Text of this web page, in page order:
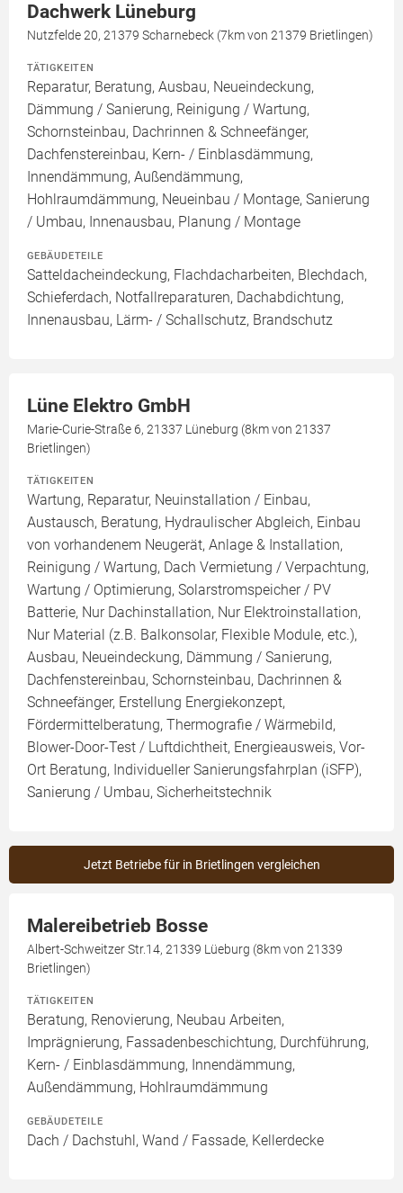
Dachwerk Lüneburg
Nutzfelde 20, 21379 Scharnebeck (7km von 21379 Brietlingen)
TÄTIGKEITEN
Reparatur, Beratung, Ausbau, Neueindeckung,
Dämmung / Sanierung, Reinigung / Wartung,
Schornsteinbau, Dachrinnen & Schneefänger,
Dachfenstereinbau, Kern- / Einblasdämmung,
Innendämmung, Außendämmung,
Hohlraumdämmung, Neueinbau / Montage, Sanierung
/ Umbau, Innenausbau, Planung / Montage
GEBÄUDETEILE
Satteldacheindeckung, Flachdacharbeiten, Blechdach,
Schieferdach, Notfallreparaturen, Dachabdichtung,
Innenausbau, Lärm- / Schallschutz, Brandschutz
Lüne Elektro GmbH
Marie-Curie-Straße 6, 21337 Lüneburg (8km von 21337
Brietlingen)
TÄTIGKEITEN
Wartung, Reparatur, Neuinstallation / Einbau,
Austausch, Beratung, Hydraulischer Abgleich, Einbau
von vorhandenem Neugerät, Anlage & Installation,
Reinigung / Wartung, Dach Vermietung / Verpachtung,
Wartung / Optimierung, Solarstromspeicher / PV
Batterie, Nur Dachinstallation, Nur Elektroinstallation,
Nur Material (z.B. Balkonsolar, Flexible Module, etc.),
Ausbau, Neueindeckung, Dämmung / Sanierung,
Dachfenstereinbau, Schornsteinbau, Dachrinnen &
Schneefänger, Erstellung Energiekonzept,
Fördermittelberatung, Thermografie / Wärmebild,
Blower-Door-Test / Luftdichtheit, Energieausweis, Vor-
Ort Beratung, Individueller Sanierungsfahrplan (iSFP),
Sanierung / Umbau, Sicherheitstechnik
Jetzt Betriebe für in Brietlingen vergleichen
Malereibetrieb Bosse
Albert-Schweitzer Str.14, 21339 Lüeburg (8km von 21339
Brietlingen)
TÄTIGKEITEN
Beratung, Renovierung, Neubau Arbeiten,
Imprägnierung, Fassadenbeschichtung, Durchführung,
Kern- / Einblasdämmung, Innendämmung,
Außendämmung, Hohlraumdämmung
GEBÄUDETEILE
Dach / Dachstuhl, Wand / Fassade, Kellerdecke